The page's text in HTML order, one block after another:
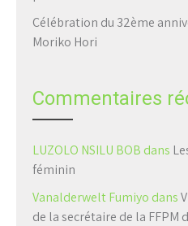
Célébration du 32ème
Moriko Hori
Commentaires
LUZOLO NSILU BOB dans
féminin
Vanalderwelt Fumiyo dans
de la secrétaire de la FFPM